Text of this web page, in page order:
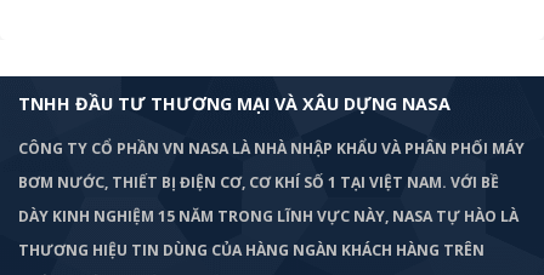
TNHH ĐẦU TƯ THƯƠNG MẠI VÀ XÂU DỰNG NASA
CÔNG TY CỔ PHẦN VN NASA LÀ NHÀ NHẬP KHẨU VÀ PHÂN PHỐI MÁY
BƠM NƯỚC, THIẾT BỊ ĐIỆN CƠ, CƠ KHÍ SỐ 1 TẠI VIỆT NAM. VỚI BỀ
DÀY KINH NGHIỆM 15 NĂM TRONG LĨNH VỰC NÀY, NASA TỰ HÀO LÀ
THƯƠNG HIỆU TIN DÙNG CỦA HÀNG NGÀN KHÁCH HÀNG TRÊN